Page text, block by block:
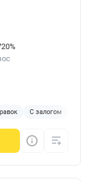
С залогом